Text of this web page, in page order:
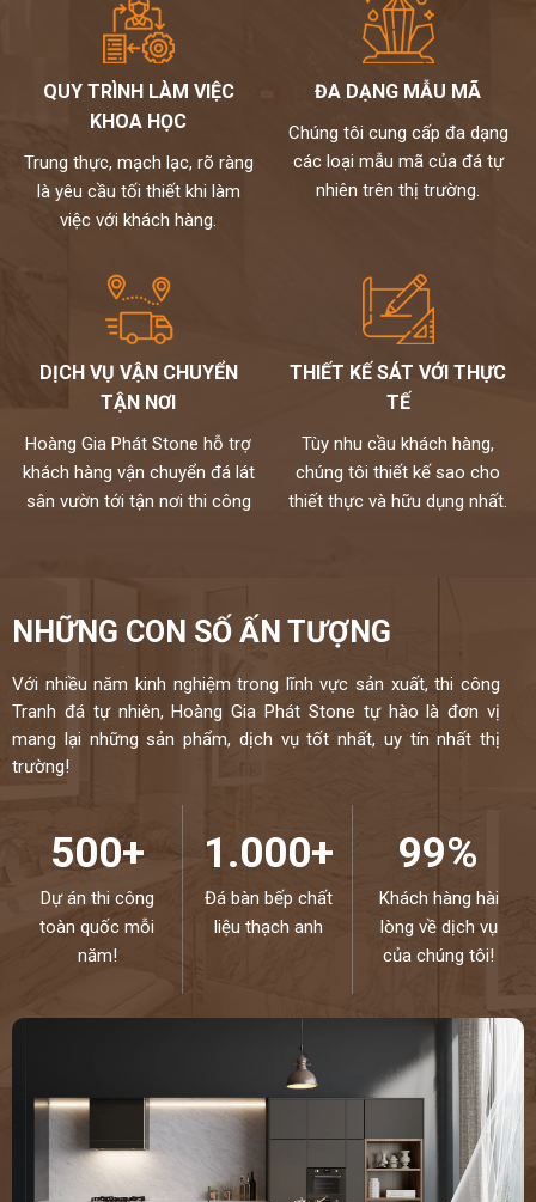
QUY TRÌNH LÀM VIỆC
KHOA HỌC
Trung thực, mạch lạc, rõ ràng
là yêu cầu tối thiết khi làm
việc với khách hàng.
ĐA DẠNG MẪU MÃ
Chúng tôi cung cấp đa dạng
các loại mẫu mã của đá tự
nhiên trên thị trường.
DỊCH VỤ VẬN CHUYỂN
TẬN NƠI
Hoàng Gia Phát Stone hỗ trợ
khách hàng vận chuyển đá lát
sân vườn tới tận nơi thi công
THIẾT KẾ SÁT VỚI THỰC
TẾ
Tùy nhu cầu khách hàng,
chúng tôi thiết kế sao cho
thiết thực và hữu dụng nhất.
NHỮNG CON SỐ ẤN TƯỢNG
Với nhiều năm kinh nghiệm trong lĩnh vực sản xuất, thi công
Tranh đá tự nhiên, Hoàng Gia Phát Stone tự hào là đơn vị
mang lại những sản phẩm, dịch vụ tốt nhất, uy tín nhất thị
trường!
500+
Dự án thi công
toàn quốc mỗi
năm!
1.000+
Đá bàn bếp chất
liệu thạch anh
99%
Khách hàng hài
lòng về dịch vụ
của chúng tôi!